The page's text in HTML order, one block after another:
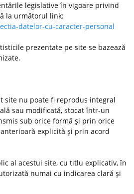
legislative în vigoare privind
la următorul link:
datelor-cu-caracter-personal
prezentate pe site se bazează
site nu poate fi reprodus integral
sau modificată, stocat într-un
sub orice formă şi prin orice
explicită şi prin acord
al acestui site, cu titlu explicativ, în
numai cu indicarea clară şi